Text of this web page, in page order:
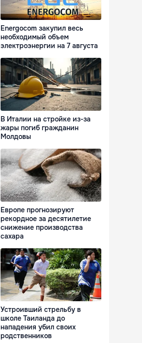
Energocom закупил весь
необходимый объем
электроэнергии на 7 августа
В Италии на стройке из-за
жары погиб гражданин
Молдовы
Европе прогнозируют
рекордное за десятилетие
снижение производства
сахара
Устроивший стрельбу в
школе Таиланда до
нападения убил своих
родственников